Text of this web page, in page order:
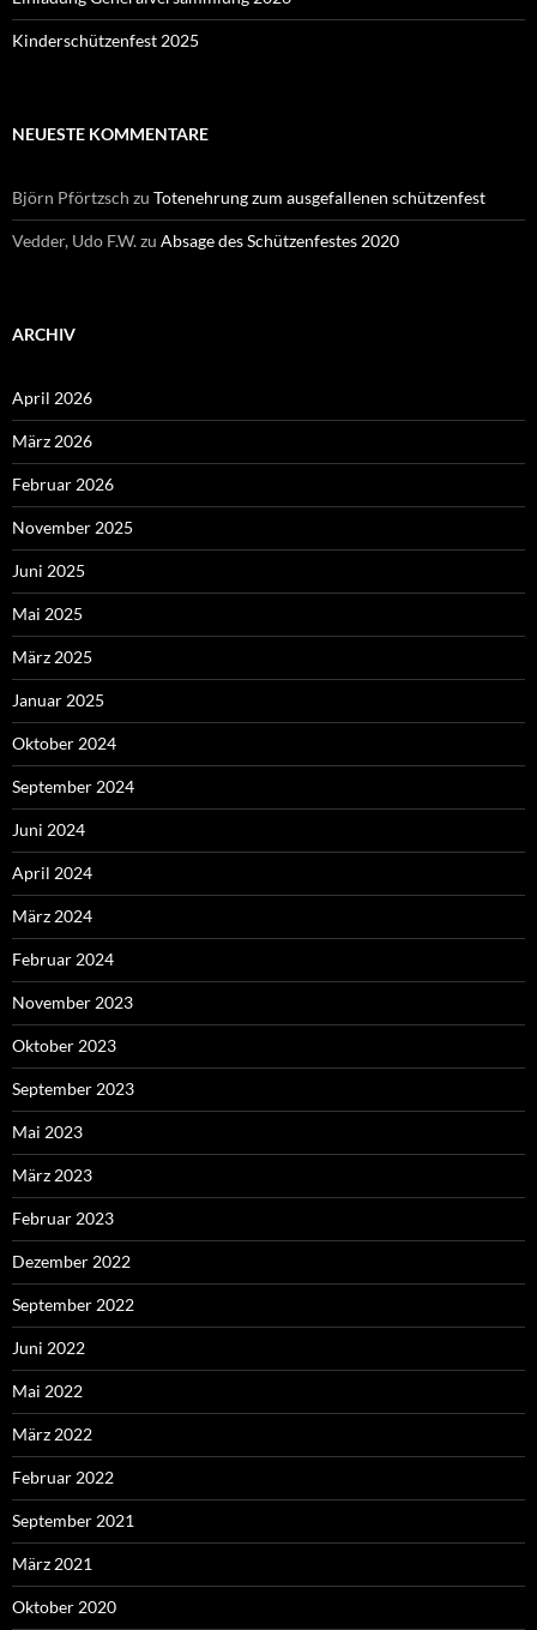
Kinderschützenfest 2025
NEUESTE KOMMENTARE
Björn Pförtzsch zu Totenehrung zum ausgefallenen schützenfest
Vedder, Udo F.W.zu Absage des Schützenfestes 2020
ARCHIV
April 2026
März 2026
Februar 2026
November 2025
Juni 2025
Mai 2025
März 2025
Januar 2025
Oktober 2024
September 2024
Juni 2024
April 2024
März 2024
Februar 2024
November 2023
Oktober 2023
September 2023
Mai 2023
März 2023
Februar 2023
Dezember 2022
September 2022
Juni 2022
Mai 2022
März 2022
Februar 2022
September 2021
März 2021
Oktober 2020